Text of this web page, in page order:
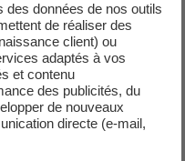
équipes de la centrale
de l’unité de
d’un défaut
l’unité de production
des données de nos outils
de réaliser des
client) ou
adaptés à vos
et contenu
des publicités, du
de nouveaux
directe (e-mail,